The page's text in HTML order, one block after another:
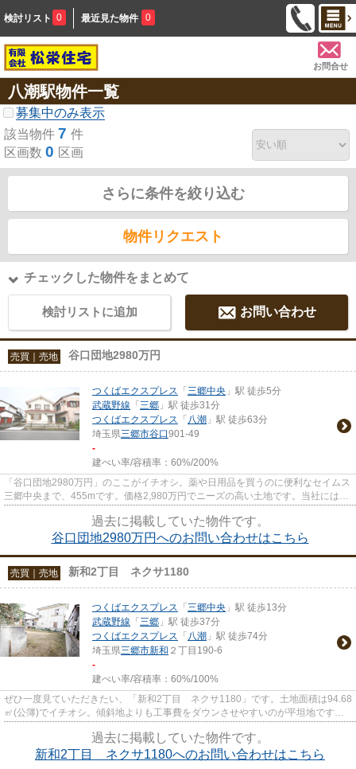
検討リスト 0 最近見た物件 0
お問合せ
八潮駅物件一覧
募集中のみ表示
該当物件 7 件
区画数 0 区画
さらに条件を絞り込む
物件リクエスト
チェックした物件をまとめて
検討リストに追加 お問い合わせ
売買｜売地 谷口団地2980万円
つくばエクスプレス 「 三郷中央 」駅 徒歩5分
武蔵野線 「 三郷 」駅 徒歩31分
つくばエクスプレス 「 八潮 」駅 徒歩63分
埼玉県三郷市谷口901-49
-
建ぺい率/容積率： 60%/200%
「谷口団地2980万円」のここがイチオシ。薬や日用品を買うのに便利なセイムス
三郷中央まで、455mです。価格2,980万円でニーズの高い土地です。当社には不
過去に掲載していた物件です。
谷口団地2980万円へのお問い合わせはこちら
売買｜売地 新和2丁目 ネクサ1180
つくばエクスプレス 「 三郷中央 」駅 徒歩13分
武蔵野線 「 三郷 」駅 徒歩37分
つくばエクスプレス 「 八潮 」駅 徒歩74分
埼玉県三郷市新和 ２丁目190-6
-
建ぺい率/容積率： 60%/100%
ぜひ一度見ていただきたい、「新和2丁目 ネクサ1180」です。土地面積は94.68
㎡(公簿)でイチオシ。傾斜地よりも工事費をダウンさせやすいのが平坦地です。
過去に掲載していた物件です。
新和2丁目 ネクサ1180へのお問い合わせはこちら